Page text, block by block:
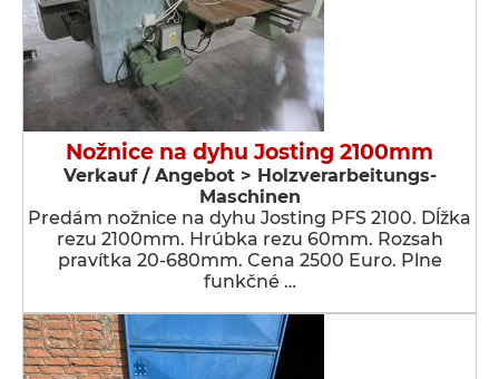
Nožnice na dyhu Josting 2100mm
Verkauf / Angebot > Holzverarbeitungs-
Maschinen
Predám nožnice na dyhu Josting PFS 2100. Dĺžka
rezu 2100mm. Hrúbka rezu 60mm. Rozsah
pravítka 20-680mm. Cena 2500 Euro. Plne
funkčné …